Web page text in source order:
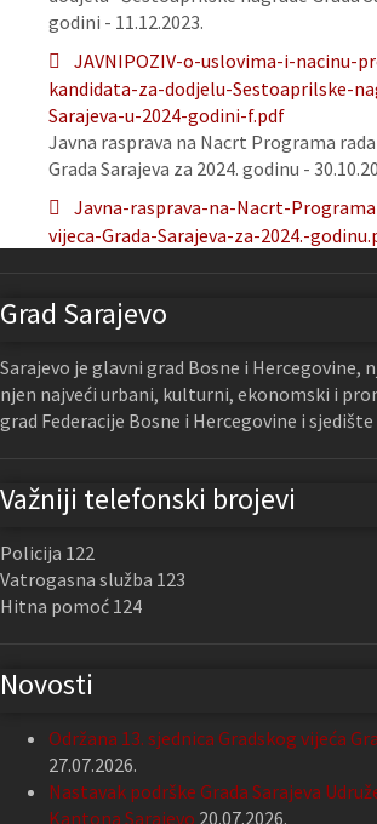
godini - 11.12.2023.
JAVNIPOZIV-o-uslovima-i-nacinu-
kandidata-za-dodjelu-Sestoaprilske-
Sarajeva-u-2024-godini-f.pdf
Javna rasprava na Nacrt Programa
Grada Sarajeva za 2024. godinu -
Javna-rasprava-na-Nacrt-
vijeca-Grada-Sarajeva-za-2024.-
Grad Sarajevo
Sarajevo je glavni grad Bosne i Hercegovine,
njen najveći urbani, kulturni, ekonomski i
grad Federacije Bosne i Hercegovine i
Važniji telefonski brojevi
Policija 122
Vatrogasna služba 123
Hitna pomoć 124
Novosti
Održana 13. sjednica Gradskog vijeća
27.07.2026.
Nastavak podrške Grada Sarajeva
Kantona Sarajevo 20.07.2026.